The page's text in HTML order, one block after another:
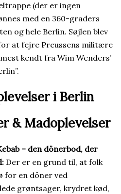
(der er ingen
med en 360-graders
og hele Berlin. Søjlen blev
at fejre Preussens militære
kendt fra Wim Wenders’
i Berlin
& Madoplevelser
– den dönerbod, der
Der er en grund til, at folk
for en döner ved
grøntsager, krydret kød,